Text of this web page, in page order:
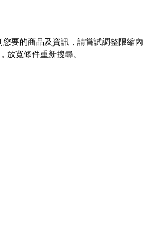
要的商品及資訊，請嘗試調整限縮內
放寬條件重新搜尋。